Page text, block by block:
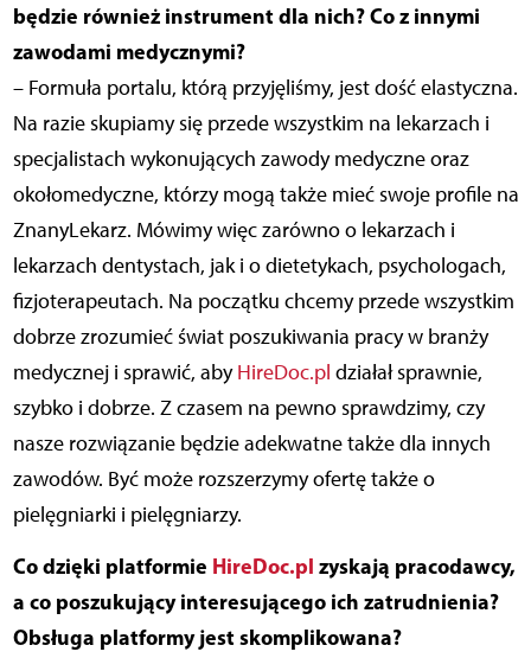
będzie również instrument dla nich? Co z innymi
zawodami medycznymi?
– Formuła portalu, którą przyjęliśmy, jest dość elastyczna.
Na razie skupiamy się przede wszystkim na lekarzach i
specjalistach wykonujących zawody medyczne oraz
okołomedyczne, którzy mogą także mieć swoje profile na
ZnanyLekarz. Mówimy więc zarówno o lekarzach i
lekarzach dentystach, jak i o dietetykach, psychologach,
fizjoterapeutach. Na początku chcemy przede wszystkim
dobrze zrozumieć świat poszukiwania pracy w branży
medycznej i sprawić, abyHireDoc.pl działał sprawnie,
szybko i dobrze. Z czasem na pewno sprawdzimy, czy
nasze rozwiązanie będzie adekwatne także dla innych
zawodów. Być może rozszerzymy ofertę także o
pielęgniarki i pielęgniarzy.
Co dzięki platformie HireDoc.pl zyskają pracodawcy,
a co poszukujący interesującego ich zatrudnienia?
Obsługa platformy jest skomplikowana?